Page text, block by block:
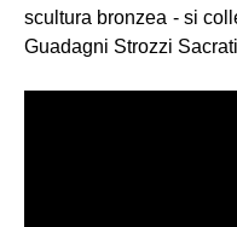
scultura bronzea - si
Guadagni Strozzi